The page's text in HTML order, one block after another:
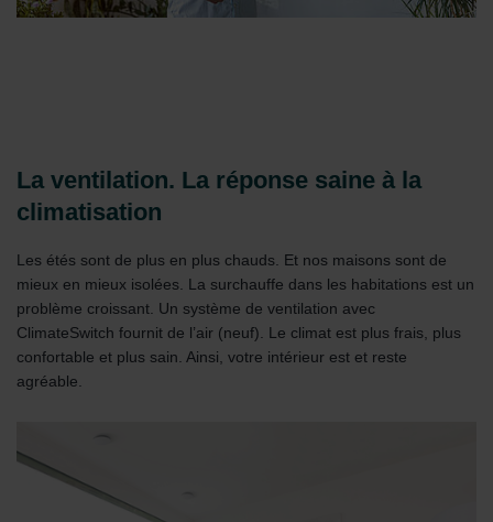
La ventilation. La réponse saine à la
climatisation
Les étés sont de plus en plus chauds. Et nos maisons sont de
mieux en mieux isolées. La surchauffe dans les habitations est un
problème croissant. Un système de ventilation avec
ClimateSwitch fournit de l’air (neuf). Le climat est plus frais, plus
confortable et plus sain. Ainsi, votre intérieur est et reste
agréable.